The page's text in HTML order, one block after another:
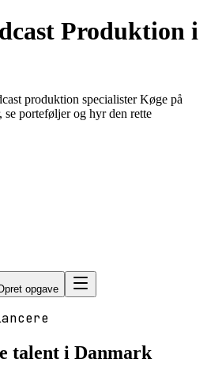
Produktion i
produktion specialister Køge på
porteføljer og hyr den rette
opgave
talent i Danmark